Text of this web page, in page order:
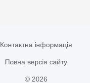
Контактна інформація
Повна версія сайту
© 2026